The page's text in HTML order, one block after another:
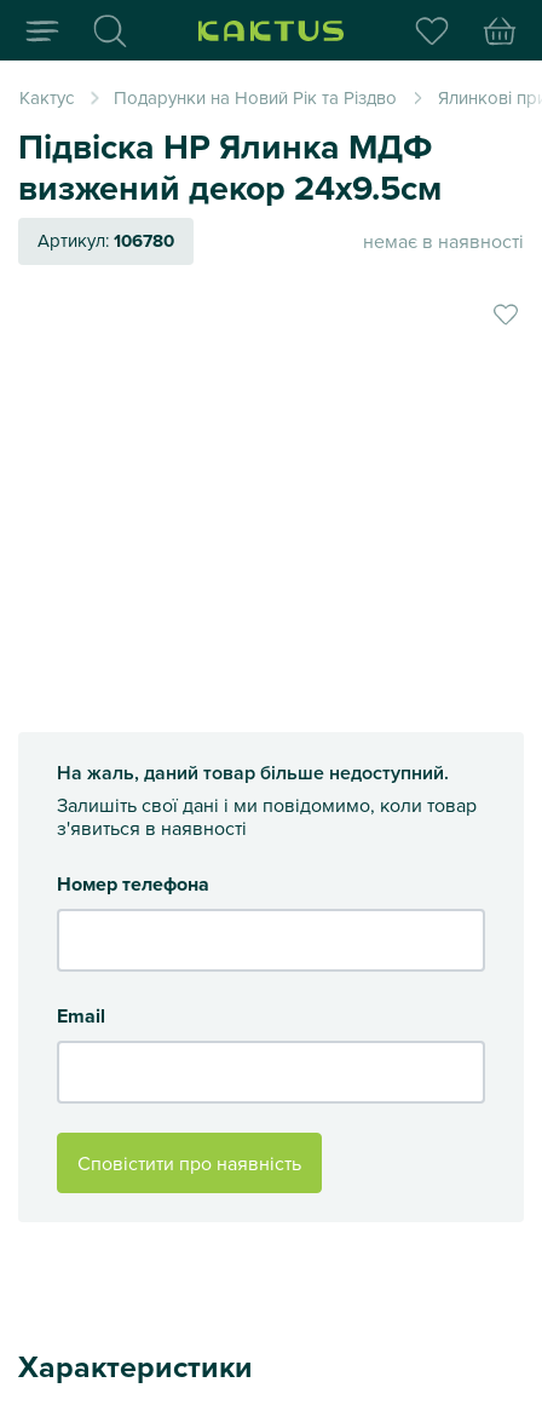
Інтернет-магазин
Кактус Подарунки на Новий Рік та Різдво Ялинкові
Підвіска НР Ялинка МДФ
визжений декор 24х9.5см
Артикул:106780 немає в наявності
На жаль, даний товар більше недоступний.
Залишіть свої дані і ми повідомимо, коли товар
з'явиться в наявності
Номер телефона
Email
Сповістити про наявність
Характеристики